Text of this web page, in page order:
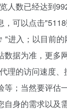
人数已经达到
，可以点击"
"进入；以目前的
数据为准，更多
理的访问速度
；当然要评估
自身的需求以及